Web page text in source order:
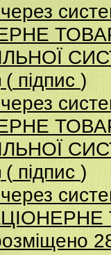
( підпис )
( підпис )